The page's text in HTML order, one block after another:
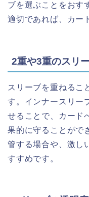
ブを選ぶことをおす
適切であれば、カー
2重や3重のスリ
スリーブを重ねるこ
す。インナースリー
せることで、カード
果的に守ることがで
管する場合や、激し
すすめです。